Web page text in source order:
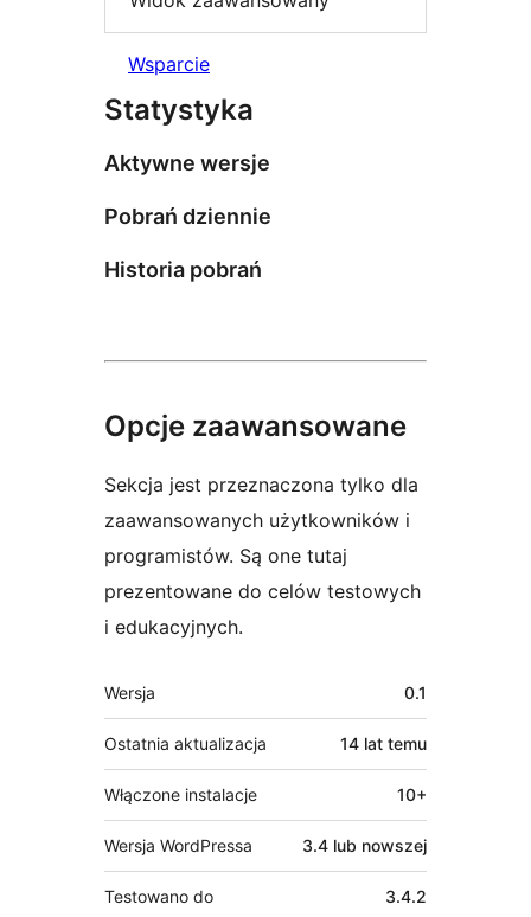
Wsparcie
Statystyka
Aktywne wersje
Pobrań dziennie
Historia pobrań
Opcje zaawansowane
Sekcja jest przeznaczona tylko dla
zaawansowanych użytkowników i
programistów. Są one tutaj
prezentowane do celów testowych
i edukacyjnych.
Meta
Wersja 0.1
Ostatnia aktualizacja 14 lat temu
Włączone instalacje 10+
Wersja WordPressa 3.4 lub nowszej
Testowano do 3.4.2